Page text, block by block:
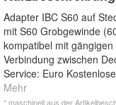
Adapter IBC S60 auf
mit S60 Grobgewinde
kompatibel mit
Verbindung zwischen
Service: Euro
Mehr
* maschinell aus der